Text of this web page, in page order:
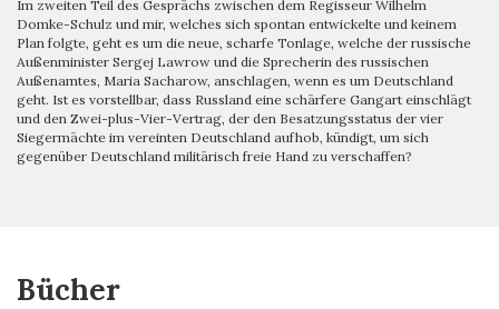
Im zweiten Teil des Gesprächs zwischen dem Regisseur Wilhelm
Domke-Schulz und mir, welches sich spontan entwickelte und keinem
Plan folgte, geht es um die neue, scharfe Tonlage, welche der russische
Außenminister Sergej Lawrow und die Sprecherin des russischen
Außenamtes, Maria Sacharow, anschlagen, wenn es um Deutschland
geht. Ist es vorstellbar, dass Russland eine schärfere Gangart einschlägt
und den Zwei-plus-Vier-Vertrag, der den Besatzungsstatus der vier
Siegermächte im vereinten Deutschland aufhob, kündigt, um sich
gegenüber Deutschland militärisch freie Hand zu verschaffen?
Bücher